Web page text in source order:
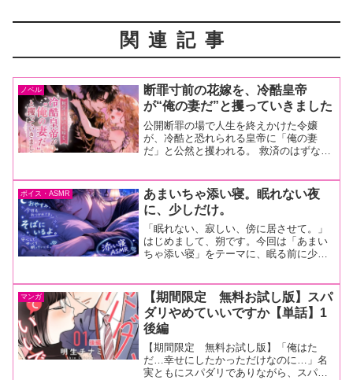
関連記事
ノベル
断罪寸前の花嫁を、冷酷皇帝
が“俺の妻だ”と攫っていきました
公開断罪の場で人生を終えかけた令嬢
が、冷酷と恐れられる皇帝に「俺の妻
だ」と公然と攫われる。 救済のはずなの
隣を選び取っていく。辺境伯令嬢アデル
は、誇り高く静かな娘だった...
ボイス・ASMR
あまいちゃ添い寝。眠れない夜
に、少しだけ。
「眠れない、寂しい、傍に居させて。」
はじめまして、朔です。今回は「あまい
ちゃ添い寝」をテーマに、眠る前に少し
開するのはまだ慣れていなくて、録音中
も「ちゃんと落ち着けるか...
マンガ
【期間限定 無料お試し版】スパ
ダリやめていいですか【単話】1
後編
【期間限定 無料お試し版】「俺はた
だ…幸せにしたかっただけなのに…」名
実ともにスパダリでありながら、スパダ